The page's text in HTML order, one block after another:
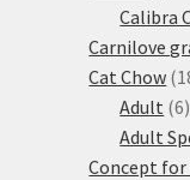
Calibra
Carnilove
Cat Chow
Adult 66
Adult
Concept for